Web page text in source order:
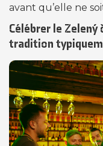
avant qu’elle ne
Célébrer le
tradition